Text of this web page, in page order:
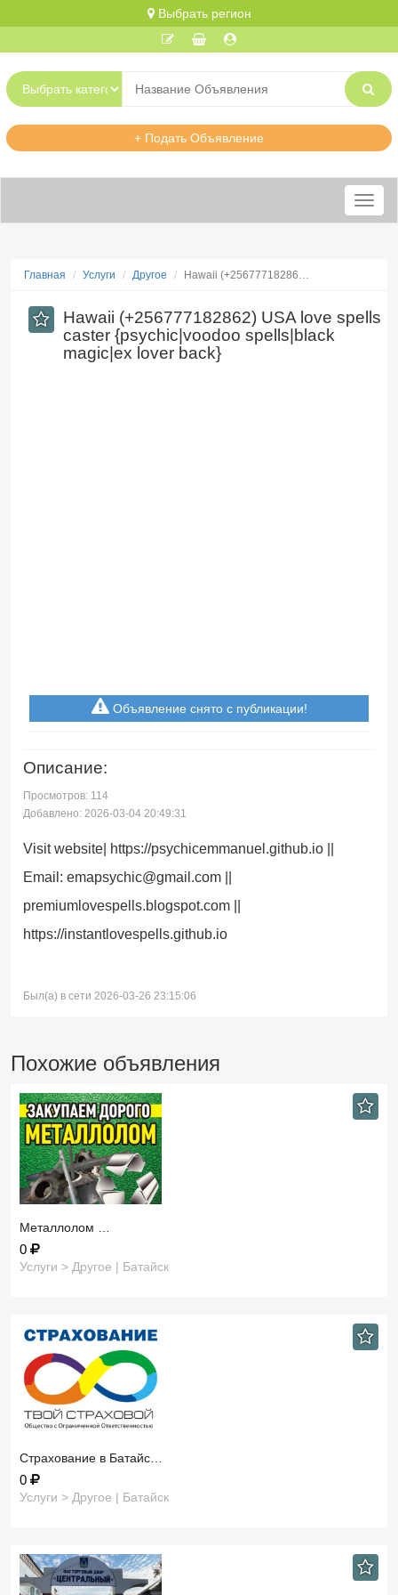
Выбрать регион
+ Подать Объявление
Меню
Главная Услуги Другое Hawaii (+25677718286…
Hawaii (+256777182862) USA love spells
caster {psychic|voodoo spells|black
magic|ex lover back}
Объявление снято с публикации!
Описание:
Просмотров: 114
Добавлено: 2026-03-04 20:49:31
Visit website| https://psychicemmanuel.github.io ||
Email: emapsychic@gmail.com ||
premiumlovespells.blogspot.com ||
https://instantlovespells.github.io
Был(а) в сети 2026-03-26 23:15:06
Похожие объявления
Металлолом …
0
Услуги > Другое | Батайск
Страхование в Батайс…
0
Услуги > Другое | Батайск